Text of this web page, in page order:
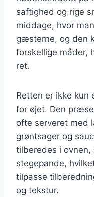
saftighed og rige
middage, hvor
gæsterne, og den
forskellige måder,
ret.
Retten er ikke kun
for øjet. Den
ofte serveret med
grøntsager og
tilberedes i ovnen,
stegepande,
tilpasse
og tekstur.